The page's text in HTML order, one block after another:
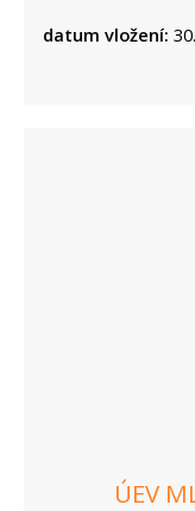
datum vložení:
ÚEV